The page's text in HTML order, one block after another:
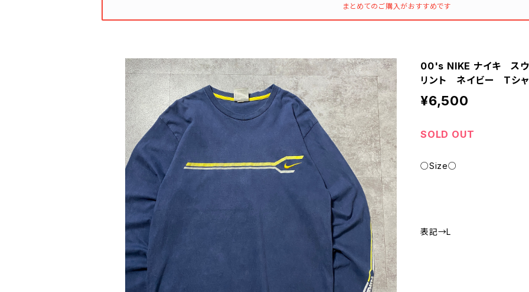
まとめてのご購入がおすすめです
00's NIKE ナイキ ス
リント ネイビー Tシ
¥6,500
SOLD OUT
○Size○
表記→L